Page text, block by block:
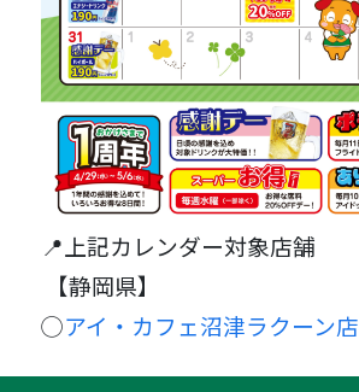
📍上記カレンダー対象店舗
【静岡県】
◯アイ・カフェ沼津ラクーン店